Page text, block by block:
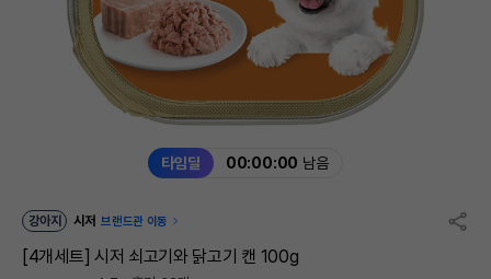
타임딜 00:00:00 남음
강아지 시저 브랜드관 이동
[4개세트] 시저 쇠고기와 닭고기 캔 100g